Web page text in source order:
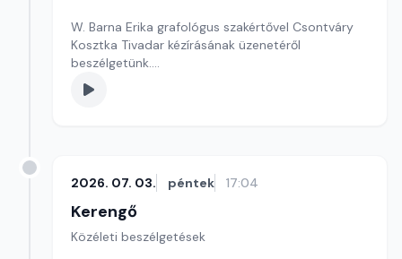
W. Barna Erika grafológus szakértővel Csontváry
Kosztka Tivadar kézírásának üzenetéről
beszélgetünk.
Szerkesztő: Sallai Éva
2026. 07. 03. péntek 17:04
Kerengő
Közéleti beszélgetések